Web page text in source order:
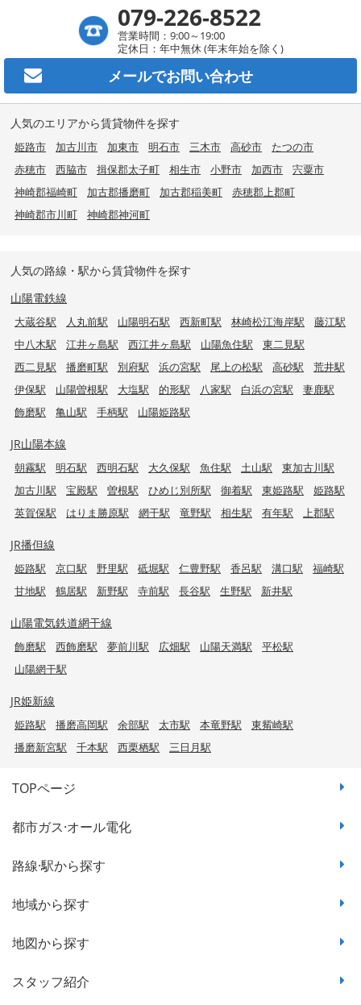
079-226-8522
営業時間：9:00～19:00
定休日：年中無休 (年末年始を除く)
メールでお問い合わせ
人気のエリアから賃貸物件を探す
姫路市 加古川市 加東市 明石市 三木市 高砂市
たつの市
赤穂市
西脇市 揖保郡太子町 相生市 小野市 加西市
宍粟市
神崎郡福崎町
加古郡播磨町 加古郡稲美町
赤穂郡上郡町
神崎郡市川町
神崎郡神河町
人気の路線・駅から賃貸物件を探す
山陽電鉄線
大蔵谷駅 人丸前駅 山陽明石駅 西新町駅 林崎松江海岸駅
藤江駅
中八木駅
江井ヶ島駅 西江井ヶ島駅 山陽魚住駅
東二見駅
西二見駅
播磨町駅 別府駅 浜の宮駅 尾上の松駅 高砂駅
荒井駅
伊保駅
山陽曽根駅 大塩駅 的形駅 八家駅 白浜の宮駅
妻鹿駅
飾磨駅
亀山駅 手柄駅 山陽姫路駅
JR山陽本線
朝霧駅 明石駅 西明石駅 大久保駅 魚住駅 土山駅
東加古川駅
加古川駅
宝殿駅 曽根駅 ひめじ別所駅 御着駅 東姫路駅
姫路駅
英賀保駅
はりま勝原駅 網干駅 竜野駅 相生駅 有年駅 上郡駅
JR播但線
姫路駅 京口駅 野里駅 砥堀駅 仁豊野駅 香呂駅 溝口駅
福崎駅
甘地駅
鶴居駅 新野駅 寺前駅 長谷駅 生野駅 新井駅
山陽電気鉄道網干線
飾磨駅 西飾磨駅 夢前川駅 広畑駅 山陽天満駅
平松駅
山陽網干駅
JR姫新線
姫路駅 播磨高岡駅 余部駅 太市駅 本竜野駅
東觜崎駅
播磨新宮駅
千本駅 西栗栖駅 三日月駅
TOPページ
都市ガス·オール電化
路線·駅から探す
地域から探す
地図から探す
スタッフ紹介